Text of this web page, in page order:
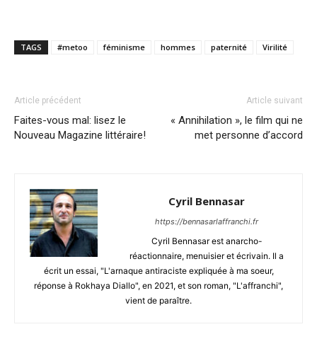
TAGS #metoo féminisme hommes paternité Virilité
Article précédent
Faites-vous mal: lisez le
Nouveau Magazine littéraire!
Article suivant
« Annihilation », le film qui ne
met personne d’accord
Cyril Bennasar
https://bennasarlaffranchi.fr
Cyril Bennasar est anarcho-
réactionnaire, menuisier et écrivain. Il a
écrit un essai, "L'arnaque antiraciste expliquée à ma soeur,
réponse à Rokhaya Diallo", en 2021, et son roman, "L'affranchi",
vient de paraître.